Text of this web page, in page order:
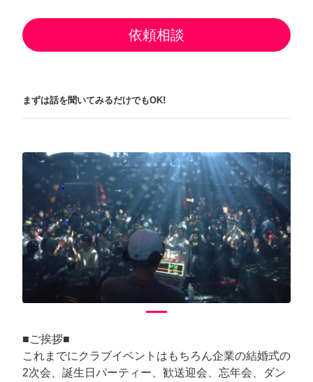
依頼相談
まずは話を聞いてみるだけでもOK!
arrow_back_iosPrevious arrow_forward_iosNext
■ご挨拶■
これまでにクラブイベントはもちろん企業の結婚式の
2次会、誕生日パーティー、歓送迎会、忘年会、ダン